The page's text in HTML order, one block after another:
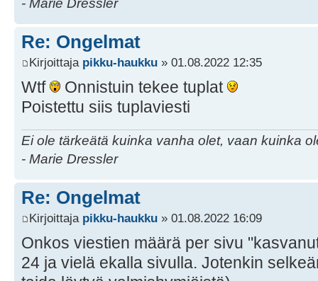
Re: Ongelmat
Kirjoittaja pikku-haukku » 01.08.2022 12:35
Wtf
Onnistuin tekee tuplat
Poistettu siis tuplaviesti
Ei ole tärkeätä kuinka vanha olet, vaan kuinka
- Marie Dressler
Re: Ongelmat
Kirjoittaja pikku-haukku » 01.08.2022 16:09
Onkos viestien määrä per sivu
24 ja vielä ekalla sivulla. Jotenkin